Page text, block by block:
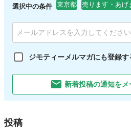
選択中の条件 東京都 売ります・あげ
ジモティーメルマガにも登録す
新着投稿の通知を
投稿